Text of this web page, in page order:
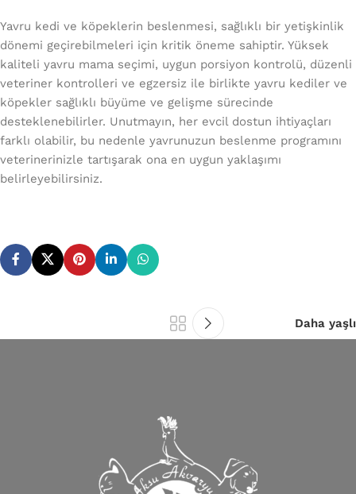
Yavru kedi ve köpeklerin beslenmesi, sağlıklı bir yetişkinlik
dönemi geçirebilmeleri için kritik öneme sahiptir. Yüksek
kaliteli yavru mama seçimi, uygun porsiyon kontrolü, düzenli
veteriner kontrolleri ve egzersiz ile birlikte yavru kediler ve
köpekler sağlıklı büyüme ve gelişme sürecinde
desteklenebilirler. Unutmayın, her evcil dostun ihtiyaçları
farklı olabilir, bu nedenle yavrunuzun beslenme programını
veterinerinizle tartışarak ona en uygun yaklaşımı
belirleyebilirsiniz.
Daha yaşlı